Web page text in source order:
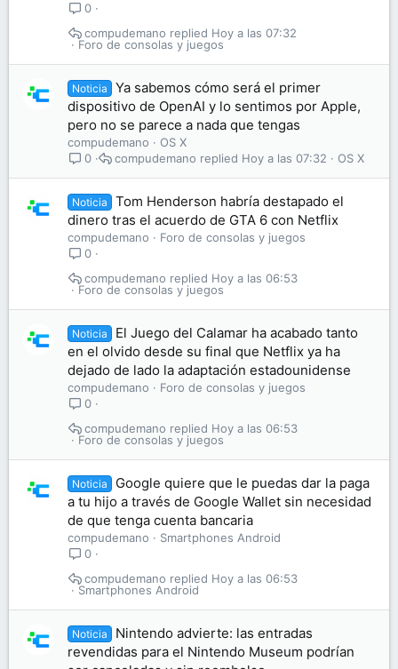
0
Foro de consolas y juegos
Hoy a las 07:32
compudemano
Noticia
Ya sabemos cómo será el primer
dispositivo de OpenAI y lo sentimos por Apple,
pero no se parece a nada que tengas
compudemano
OS X
0
OS X
Hoy a las 07:32
compudemano
Noticia
Tom Henderson habría destapado el
dinero tras el acuerdo de GTA 6 con Netflix
compudemano
Foro de consolas y juegos
0
Foro de consolas y juegos
Hoy a las 06:53
compudemano
Noticia
El Juego del Calamar ha acabado tanto
en el olvido desde su final que Netflix ya ha
dejado de lado la adaptación estadounidense
compudemano
Foro de consolas y juegos
0
Foro de consolas y juegos
Hoy a las 06:53
compudemano
Noticia
Google quiere que le puedas dar la paga
a tu hijo a través de Google Wallet sin necesidad
de que tenga cuenta bancaria
compudemano
Smartphones Android
0
Smartphones Android
Hoy a las 06:53
compudemano
Noticia
Nintendo advierte: las entradas
revendidas para el Nintendo Museum podrían